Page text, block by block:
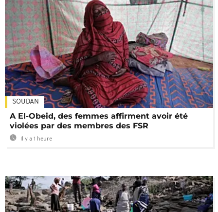
SOUDAN
A El-Obeid, des femmes affirment avoir été
violées par des membres des FSR
Il y a 1 heure